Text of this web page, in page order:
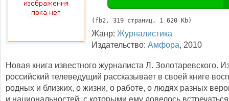
( fb2, 319 страниц, 1 620 Kb)
Жанр: Журналистика
Издательство: Амфора, 2010
Новая книга известного журналиста Л. Золотаревского.
российский телеведущий рассказывает в своей книге
родных и близких, о жизни, о работе, о людях разных
и национальностей, с которыми ему довелось